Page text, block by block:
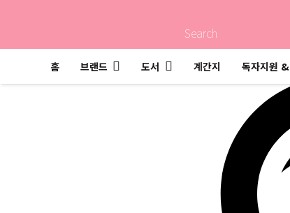
Search
홈 브랜드 도서 계간지 독자지원